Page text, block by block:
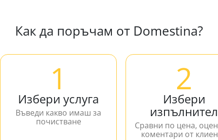
Как да поръчам от Domestina?
1
Избери услуга
Въведи какво имаш за
почистване
2
Избери
изпълнител
Сравни по цена,
коментари от